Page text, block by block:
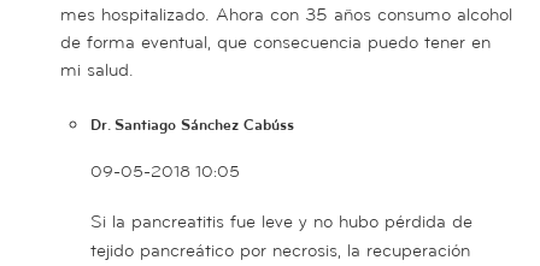
mes hospitalizado. Ahora con 35 años consumo alcohol
de forma eventual, que consecuencia puedo tener en
mi salud.
Dr. Santiago Sánchez Cabúss
09-05-2018 10:05
Si la pancreatitis fue leve y no hubo pérdida de
tejido pancreático por necrosis, la recuperación